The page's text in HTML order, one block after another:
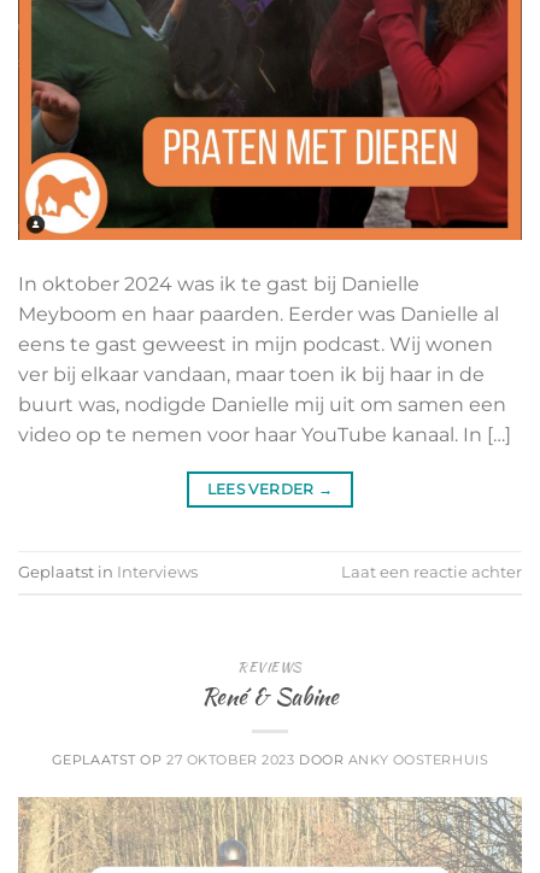
In oktober 2024 was ik te gast bij Danielle
Meyboom en haar paarden. Eerder was Danielle al
eens te gast geweest in mijn podcast. Wij wonen
ver bij elkaar vandaan, maar toen ik bij haar in de
buurt was, nodigde Danielle mij uit om samen een
video op te nemen voor haar YouTube kanaal. In […]
LEES VERDER →
Geplaatst in Interviews Laat een reactie achter
REVIEWS
René & Sabine
GEPLAATST OP27 OKTOBER 2023 DOOR ANKY OOSTERHUIS